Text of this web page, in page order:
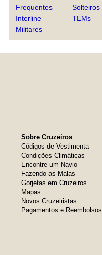
Frequentes
Interline
Militares
Solteiros
TEMs
Sobre Cruzeiros
Códigos de Vestimenta
Condições Climáticas
Encontre um Navio
Fazendo as Malas
Gorjetas em Cruzeiros
Mapas
Novos Cruzeiristas
Pagamentos e Reembolsos